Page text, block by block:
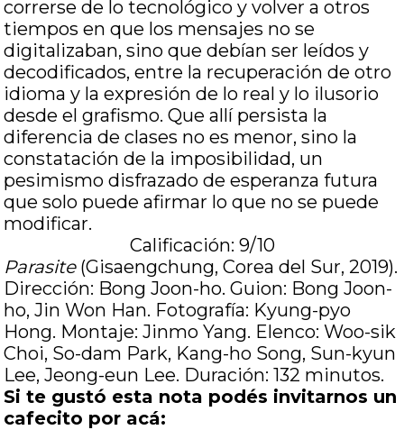
correrse de lo tecnológico y volver a otros
tiempos en que los mensajes no se
digitalizaban, sino que debían ser leídos y
decodificados, entre la recuperación de otro
idioma y la expresión de lo real y lo ilusorio
desde el grafismo. Que allí persista la
diferencia de clases no es menor, sino la
constatación de la imposibilidad, un
pesimismo disfrazado de esperanza futura
que solo puede afirmar lo que no se puede
modificar.
Calificación: 9/10
Parasite(Gisaengchung, Corea del Sur, 2019).
Dirección: Bong Joon-ho. Guion: Bong Joon-
ho, Jin Won Han. Fotografía: Kyung-pyo
Hong. Montaje: Jinmo Yang. Elenco: Woo-sik
Choi, So-dam Park, Kang-ho Song, Sun-kyun
Lee, Jeong-eun Lee. Duración: 132 minutos.
Si te gustó esta nota podés invitarnos un
cafecito por acá: